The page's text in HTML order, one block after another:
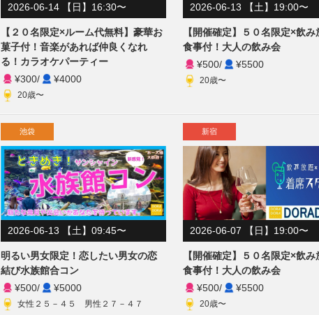
2026-06-14 【日】16:30〜
【２０名限定×ルーム代無料】豪華お
菓子付！音楽があれば仲良くなれ
る！カラオケパーティー
¥300/ ¥4000
20歳〜
2026-06-13 【土】19:00〜
【開催確定】５０名限定×飲み
食事付！大人の飲み会
¥500/ ¥5500
20歳〜
池袋
2026-06-13 【土】09:45〜
明るい男女限定！恋したい男女の恋
結び水族館合コン
¥500/ ¥5000
女性２５－４５ 男性２７－４７
新宿
2026-06-07 【日】19:00〜
【開催確定】５０名限定×飲み
食事付！大人の飲み会
¥500/ ¥5500
20歳〜